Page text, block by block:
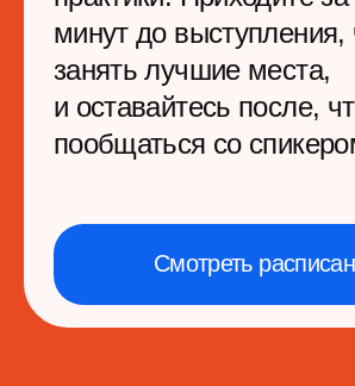
36 000 руб*
36 000 руб.
для общения с
участниками и спикерами